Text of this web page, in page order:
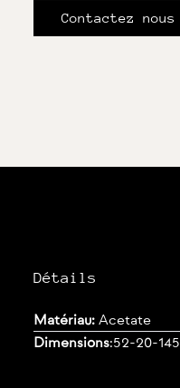
Contactez nous
Détails
Matériau: Acetate
Dimensions:52-20-145